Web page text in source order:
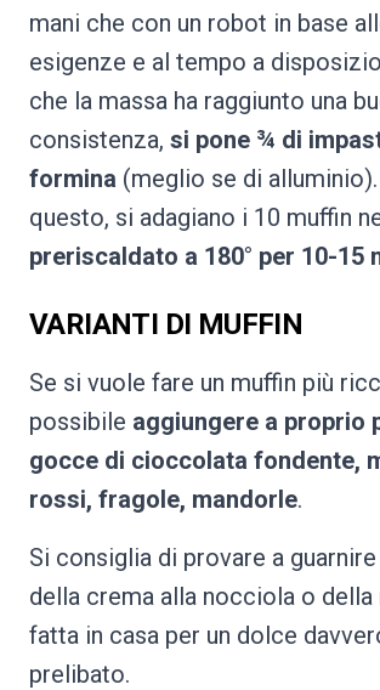
mani che con un robot in base
esigenze e al tempo a
che la massa ha raggiunto una
consistenza, si pone ¾ di
formina (meglio se di
questo, si adagiano i 10 muffin
preriscaldato a 180° per 10-15
VARIANTI DI MUFFIN
Se si vuole fare un muffin più
possibile aggiungere a proprio
gocce di cioccolata fondente,
rossi, fragole, mandorle.
Si consiglia di provare a
della crema alla nocciola o
fatta in casa per un dolce
prelibato.